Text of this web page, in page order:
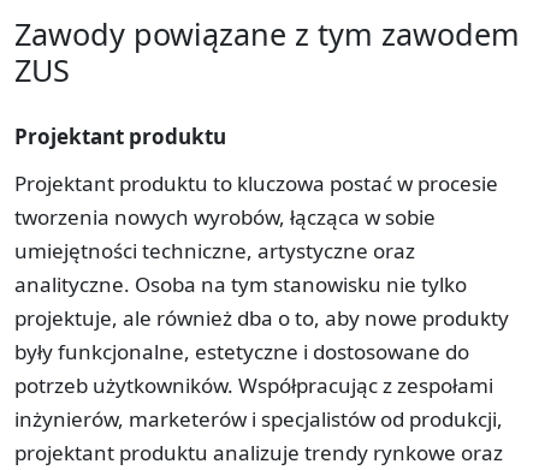
Zawody powiązane z tym zawodem
ZUS
Projektant produktu
Projektant produktu to kluczowa postać w procesie
tworzenia nowych wyrobów, łącząca w sobie
umiejętności techniczne, artystyczne oraz
analityczne. Osoba na tym stanowisku nie tylko
projektuje, ale również dba o to, aby nowe produkty
były funkcjonalne, estetyczne i dostosowane do
potrzeb użytkowników. Współpracując z zespołami
inżynierów, marketerów i specjalistów od produkcji,
projektant produktu analizuje trendy rynkowe oraz